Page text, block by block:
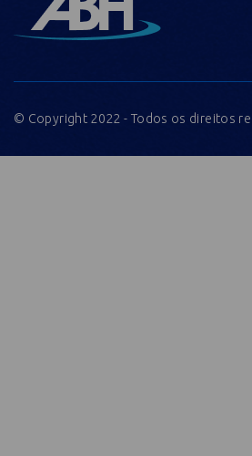
© Copyright 2022 - Todos os direitos